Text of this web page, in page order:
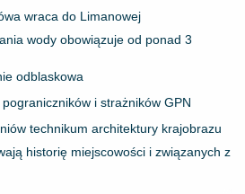
wraca do Limanowej
wody obowiązuje od ponad 3
odblaskowa
i strażników GPN
technikum architektury krajobrazu
historię miejscowości i związanych z